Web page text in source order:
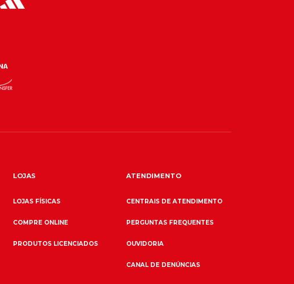
LOJAS
LOJAS FÍSICAS
COMPRE ONLINE
PRODUTOS LICENCIADOS
ATENDIMENTO
CENTRAIS DE ATENDIMENTO
PERGUNTAS FREQUENTES
OUVIDORIA
CANAL DE DENÚNCIAS